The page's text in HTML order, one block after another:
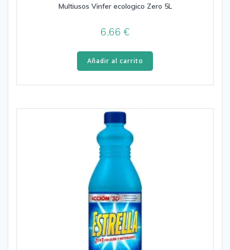
Multiusos Vinfer ecologico Zero 5L
6,66€
Añadir al carrito